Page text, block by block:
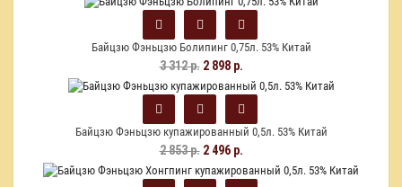
Байцзю Фэньцзю Болипинг 0,75л. 53% Китай
3 312 р.2 898 р.
Байцзю Фэньцзю купажированный 0,5л. 53% Китай
2 853 р.2 496 р.